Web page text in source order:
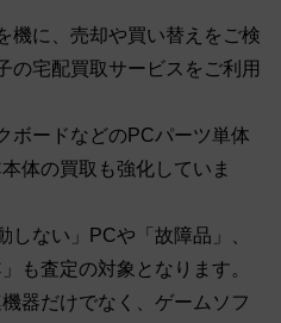
機に、売却や買い替えをご検
の宅配買取サービスをご利用
ボードなどのPCパーツ単体
体の買取も強化していま
しない」PCや「故障品」、
も査定の対象となります。
器だけでなく、ゲームソフ